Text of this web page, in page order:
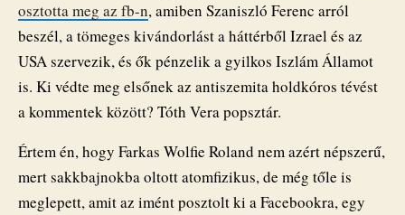
osztotta meg az fb-n, amiben Szaniszló Ferenc arról
beszél, a tömeges kivándorlást a háttérből Izrael és az
USA szervezik, és ők pénzelik a gyilkos Iszlám Államot
is. Ki védte meg elsőnek az antiszemita holdkóros tévést
a kommentek között? Tóth Vera popsztár.
Értem én, hogy Farkas Wolfie Roland nem azért népszerű,
mert sakkbajnokba oltott atomfizikus, de még tőle is
meglepett, amit az imént posztolt ki a Facebookra, egy